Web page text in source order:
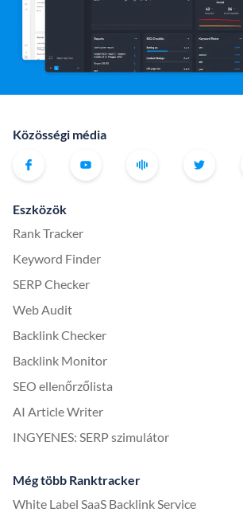
Közösségi média
Eszközök
Rank Tracker
Keyword Finder
SERP Checker
Web Audit
Backlink Checker
Backlink Monitor
SEO ellenőrzőlista
AI Article Writer
INGYENES: SERP szimulátor
Még több Ranktracker
White Label SaaS Backlink Service